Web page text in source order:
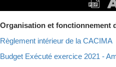
Organisation et fonctionnement
Règlement intérieur de la CACIMA
Budget Exécuté exercice 2021 -